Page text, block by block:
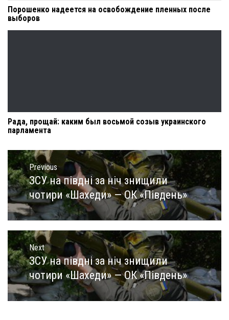
Порошенко надеется на освобождение пленных после
выборов
Рада, прощай: каким был восьмой созыв украинского
парламента
Навигация
по
записям
Previous
Previous
post:
ЗСУ на півдні за ніч знищили
чотири «Шахеди» — ОК «Південь»
Next
Next
post:
ЗСУ на півдні за ніч знищили
чотири «Шахеди» — ОК «Південь»